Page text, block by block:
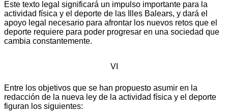
Este texto legal significará un impulso importante para la
actividad física y el deporte de las Illes Balears, y dará el
apoyo legal necesario para afrontar los nuevos retos que el
deporte requiere para poder progresar en una sociedad que
cambia constantemente.
VI
Entre los objetivos que se han propuesto asumir en la
redacción de la nueva ley de la actividad física y el deporte
figuran los siguientes: